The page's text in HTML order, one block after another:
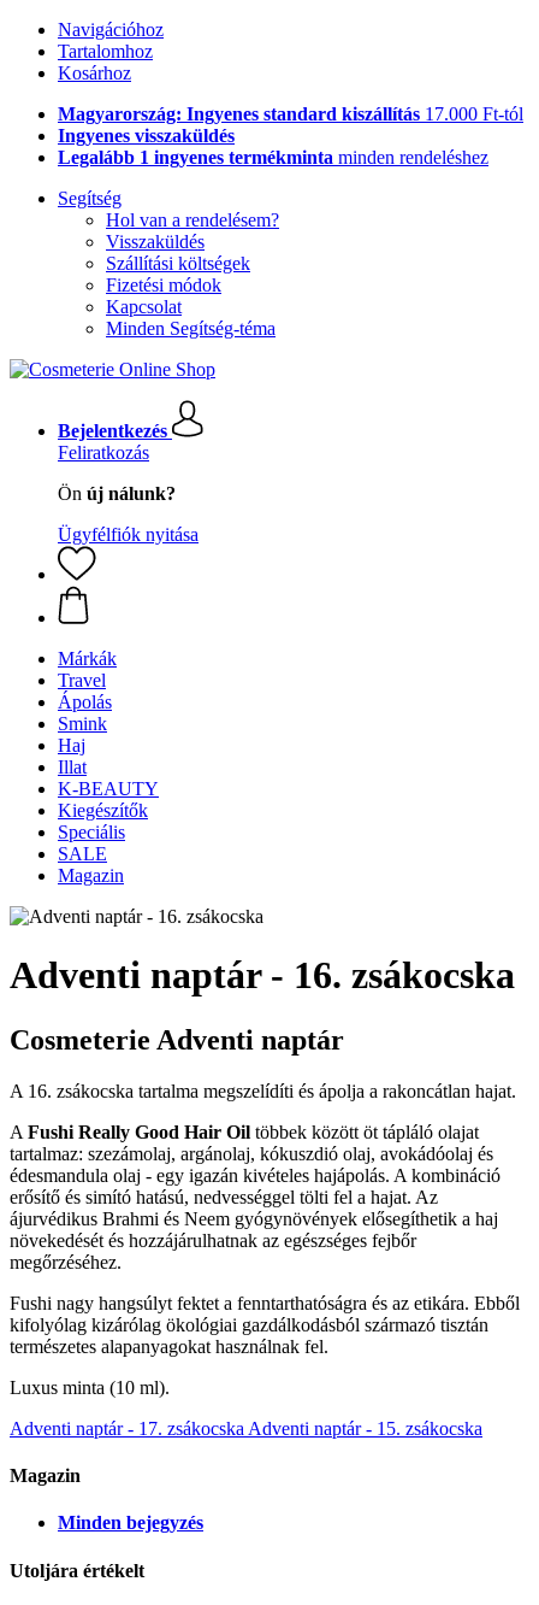
Navigációhoz
Tartalomhoz
Kosárhoz
Magyarország: Ingyenes standard kiszállítás 17.000 Ft-tól
Ingyenes visszaküldés
Legalább 1 ingyenes termékminta minden rendeléshez
Segítség
Hol van a rendelésem?
Visszaküldés
Szállítási költségek
Fizetési módok
Kapcsolat
Minden Segítség-téma
Bejelentkezés
Feliratkozás
Ön új nálunk?
Ügyfélfiók nyitása
Márkák
Travel
Ápolás
Smink
Haj
Illat
K-BEAUTY
Kiegészítők
Speciális
SALE
Magazin
Adventi naptár - 16. zsákocska
Cosmeterie Adventi naptár
A 16. zsákocska tartalma megszelídíti és ápolja a rakoncátlan hajat.
A Fushi Really Good Hair Oil többek között öt tápláló olajat
tartalmaz: szezámolaj, argánolaj, kókuszdió olaj, avokádóolaj és
édesmandula olaj - egy igazán kivételes hajápolás. A kombináció
erősítő és simító hatású, nedvességgel tölti fel a hajat. Az
ájurvédikus Brahmi és Neem gyógynövények elősegíthetik a haj
növekedését és hozzájárulhatnak az egészséges fejbőr
megőrzéséhez.
Fushi nagy hangsúlyt fektet a fenntarthatóságra és az etikára. Ebből
kifolyólag kizárólag ökológiai gazdálkodásból származó tisztán
természetes alapanyagokat használnak fel.
Luxus minta (10 ml).
Adventi naptár - 17. zsákocska Adventi naptár - 15. zsákocska
Magazin
Minden bejegyzés
Utoljára értékelt